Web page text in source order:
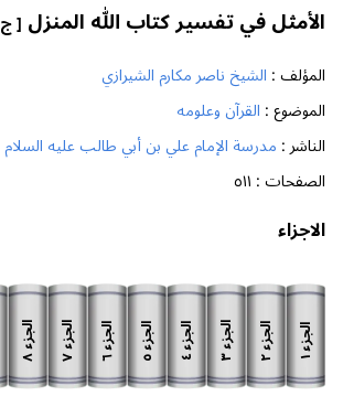
الأمثل في تفسير كتاب الله المنزل [ ج ١٩ ]
المؤلف : الشيخ ناصر مكارم الشيرازي
الموضوع : القرآن وعلومه
الناشر : مدرسة الإمام علي بن أبي طالب عليه السلام
الصفحات : ٥١١
الاجزاء
الجزء
١
الجزء
٢
الجزء
٣
الجزء
٤
الجزء
٥
الجزء
٦
الجزء
٧
الجزء
٨